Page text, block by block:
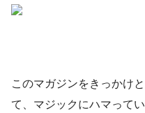
このマガジンをきっかけ
て、マジックにハマって